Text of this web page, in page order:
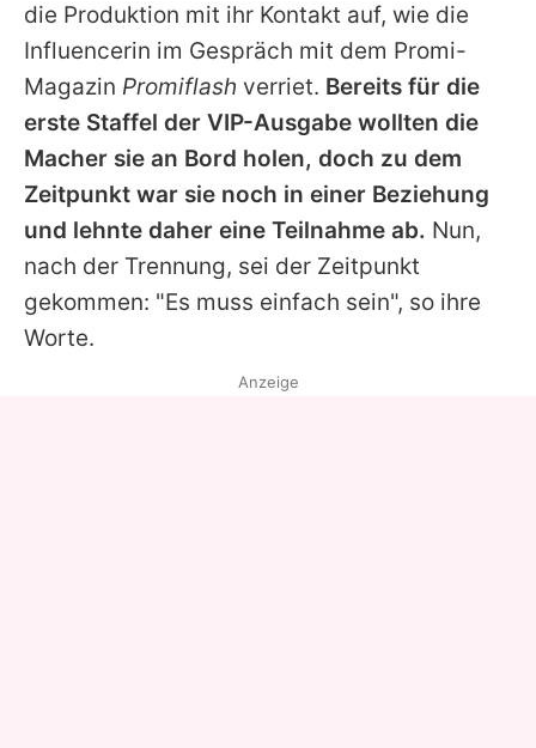
App runterladen
Team
Redaktionelle Richtlinien
Impressum
Datenschutzerklärung
Nutzungsbedingungen
die Produktion mit ihr Kontakt auf, wie die
Influencerin im Gespräch mit dem Promi-
Magazin Promiflash verriet. Bereits für die
erste Staffel der VIP-Ausgabe wollten die
Macher sie an Bord holen, doch zu dem
Zeitpunkt war sie noch in einer Beziehung
und lehnte daher eine Teilnahme ab. Nun,
nach der Trennung, sei der Zeitpunkt
gekommen: "Es muss einfach sein", so ihre
Worte.
Anzeige